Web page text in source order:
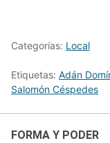
Categorías: Local
Etiquetas: Adán
Salomón Céspedes
FORMA Y PODER